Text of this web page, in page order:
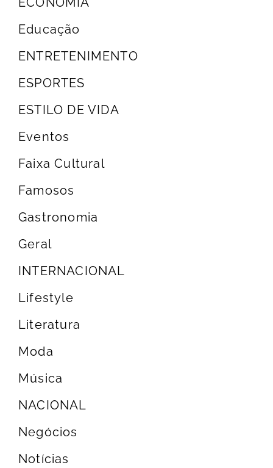
Educação
ENTRETENIMENTO
ESPORTES
ESTILO DE VIDA
Eventos
Faixa Cultural
Famosos
Gastronomia
Geral
INTERNACIONAL
Lifestyle
Literatura
Moda
Música
NACIONAL
Negócios
Notícias